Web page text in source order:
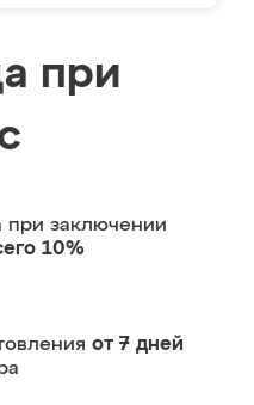
при
при заключении
10%
от 7 дней